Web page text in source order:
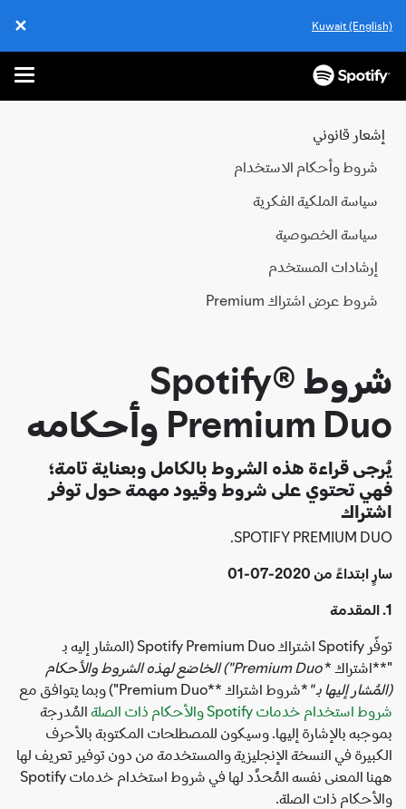
Kuwait (English)
✕
تخطَّ
المحتوى
إشعار قانوني
شروط وأحكام الاستخدام
سياسة الملكية الفكرية
سياسة الخصوصية
إرشادات المستخدم
شروط عرض اشتراك Premium
شروط Spotify®
Premium Duo وأحكامه
يُرجى قراءة هذه الشروط بالكامل وبعناية تامة؛
فهي تحتوي على شروط وقيود مهمة حول توفر
اشتراك
SPOTIFY PREMIUM DUO.
سارٍ ابتداءً من 2020-07-01
1. المقدمة
توفّر Spotify اشتراك Spotify Premium Duo ‏(المشار إليه بـ
"**اشتراك *
Premium Duo") الخاضع لهذه الشروط والأحكام
(المُشار إليها بـ "*شروط اشتراك **Premium Duo") وبما يتوافق مع
شروط استخدام خدمات Spotify والأحكام ذات الصلة
المُدرجة
بموجبه بالإشارة إليها. وسيكون للمصطلحات المكتوبة بالأحرف
الكبيرة في النسخة الإنجليزية والمستخدمة من دون توفير تعريف لها
ههنا المعنى نفسه المُحدَّد لها في شروط استخدام خدمات Spotify
والأحكام ذات الصلة.